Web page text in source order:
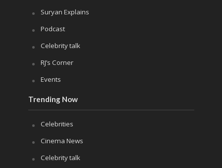
Suryan Explains
Podcast
Celebrity talk
RJ’s Corner
Events
Trending Now
Celebrities
Cinema News
Celebrity talk